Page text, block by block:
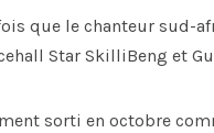
que le chanteur sud-
Star SkilliBeng et
sorti en octobre